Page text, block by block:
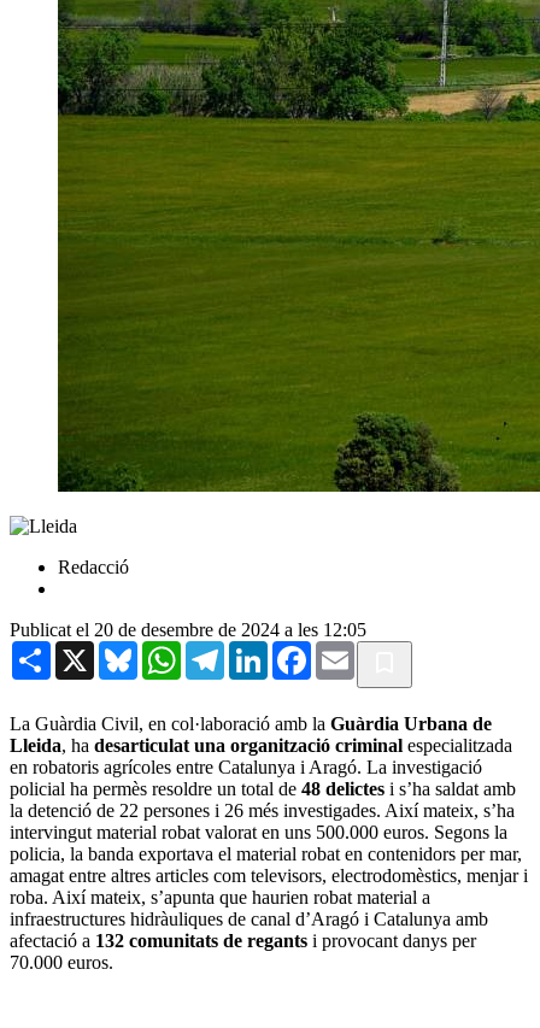
Redacció
Publicat el 20 de desembre de 2024 a les 12:05
Share X BlueskyWhatsAppTelegramLinkedInFacebook
Email
La Guàrdia Civil, en col·laboració amb la Guàrdia Urbana de
Lleida, ha desarticulat una organització criminal especialitzada
en robatoris agrícoles entre Catalunya i Aragó. La investigació
policial ha permès resoldre un total de 48 delictes i s’ha saldat amb
la detenció de 22 persones i 26 més investigades. Així mateix, s’ha
intervingut material robat valorat en uns 500.000 euros. Segons la
policia, la banda exportava el material robat en contenidors per mar,
amagat entre altres articles com televisors, electrodomèstics, menjar i
roba. Així mateix, s’apunta que haurien robat material a
infraestructures hidràuliques de canal d’Aragó i Catalunya amb
afectació a 132 comunitats de regants i provocant danys per
70.000 euros.